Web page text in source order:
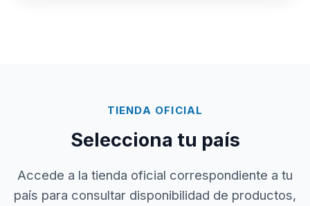
TIENDA OFICIAL
Selecciona tu país
Accede a la tienda oficial correspondiente a tu
país para consultar disponibilidad de productos,